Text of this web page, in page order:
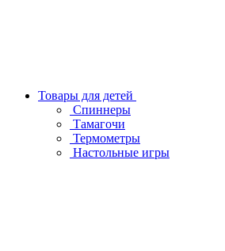
Товары для детей
Спиннеры
Тамагочи
Термометры
Настольные игры